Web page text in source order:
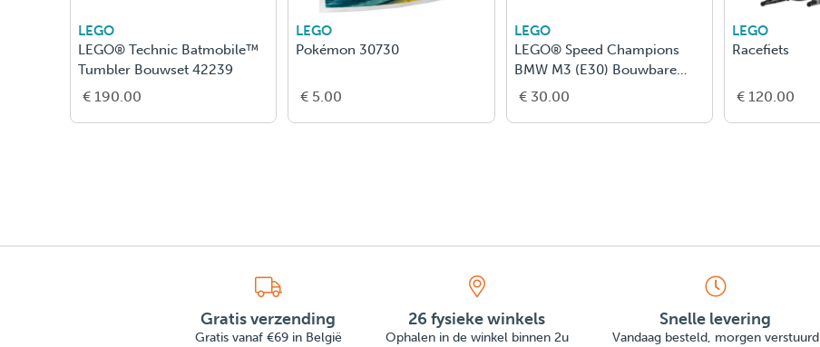
LEGO
LEGO® Technic Batmobile™
Tumbler Bouwset 42239
€ 190.00
LEGO
Pokémon 30730
€ 5.00
LEGO
LEGO® Speed Champions
BMW M3 (E30) Bouwbare
Speelgoedauto 77263
€ 30.00
LEGO
Racefiets
€ 120.00
Gratis verzending
Gratis vanaf €69 in België
26 fysieke winkels
Ophalen in de winkel binnen 2u
Snelle levering
Vandaag besteld, morgen verstuurd